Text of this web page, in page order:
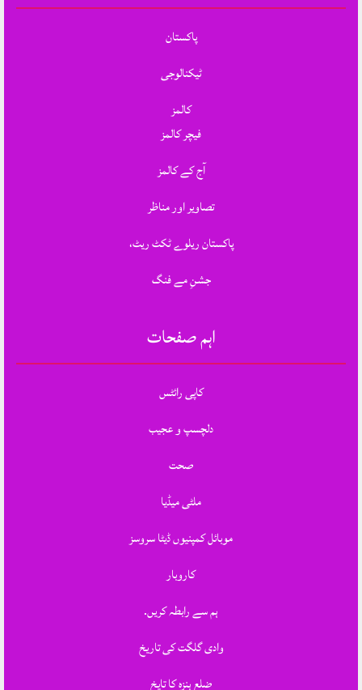
پاکستان
ٹیکنالوجی
کالمز
فیچر کالمز
آج کے کالمز
تصاویر اور مناظر
پاکستان ریلوے ٹکٹ ریٹ،
جشنِ مے فنگ
اہم صفحات
کاپی رائٹس
دلچسپ و عجیب
صحت
ملٹی میڈیا
موبائل کمپنیوں ڈیٹا سروسز
کاروبار
ہم سے رابطہ کریں.
وادی گلگت کی تاریخ
ضلع ہنزہ کا تایخ